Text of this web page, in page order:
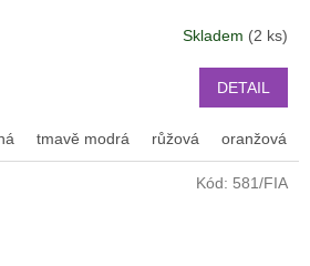
965 Forerunner 955 945 i 935
Skladem (2 ks)
DETAIL
tmavě modrá růžová oranžová
Kód: 581/FIA